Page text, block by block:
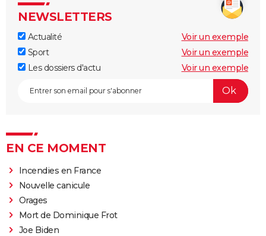
NEWSLETTERS
Actualité
Voir un exemple
Sport
Voir un exemple
Les dossiers d'actu
Voir un exemple
EN CE MOMENT
Incendies en France
Nouvelle canicule
Orages
Mort de Dominique Frot
Joe Biden